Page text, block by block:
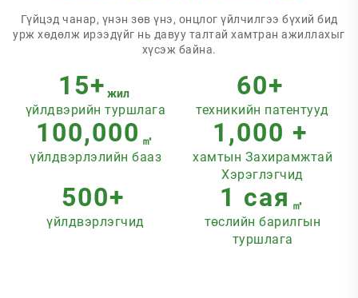
Гүйцэд чанар, үнэн зөв үнэ, онцлог үйлчилгээ бүхий бид
урж хөдөлж ирээдүйг нь давуу талтай хамтран ажиллахыг
хүсэж байна.
15+ жил
үйлдвэрийн туршлага
60+
техникийн патентууд
100,000 ㎡
үйлдвэрлэлийн бааз
1,000 +
хамтын Захирамжтай
Хэрэглэгчид
500+
үйлдвэрлэгчид
1 сая ㎡
төслийн барилгын
туршлага